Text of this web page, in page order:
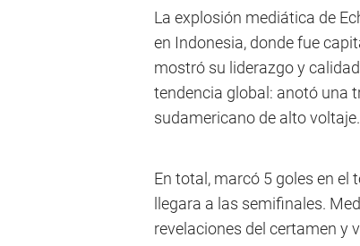
La explosión mediática de
en Indonesia, donde fue
mostró su liderazgo y
tendencia global: anotó una
sudamericano de alto voltaje.
En total, marcó 5 goles en el
llegara a las semifinales.
revelaciones del certamen y